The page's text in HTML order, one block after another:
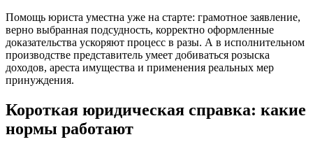
Помощь юриста уместна уже на старте: грамотное заявление,
верно выбранная подсудность, корректно оформленные
доказательства ускоряют процесс в разы. А в исполнительном
производстве представитель умеет добиваться розыска
доходов, ареста имущества и применения реальных мер
принуждения.
Короткая юридическая справка: какие
нормы работают